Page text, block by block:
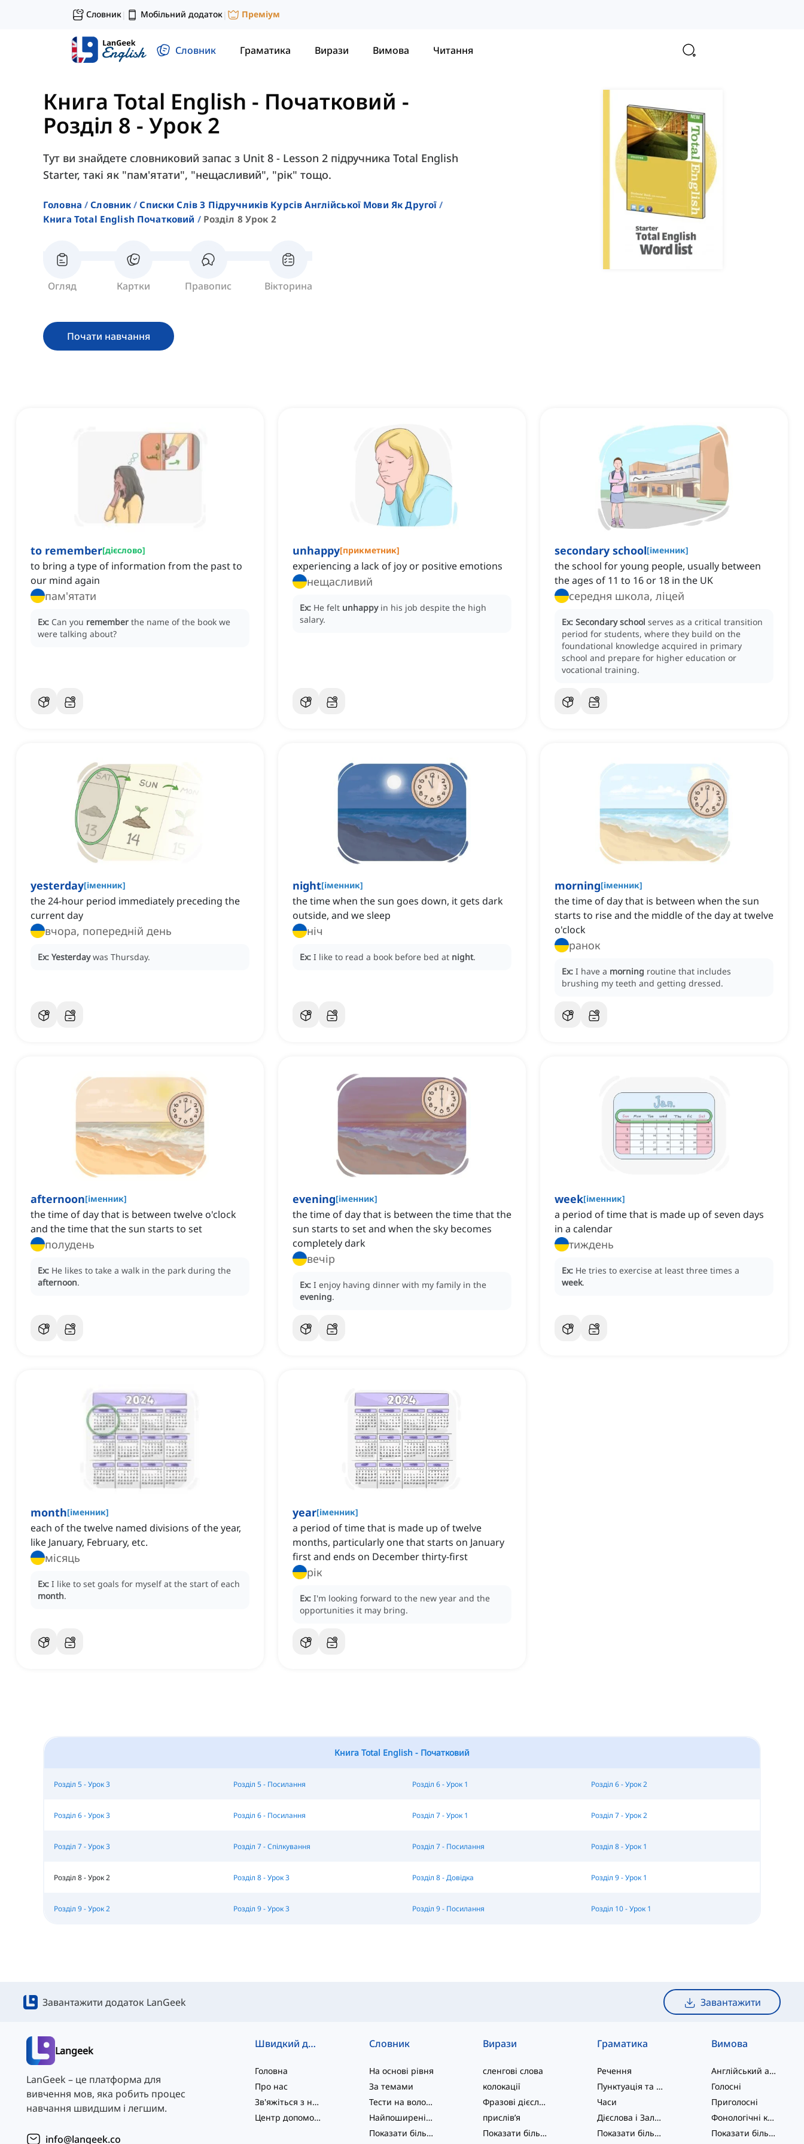
Словник| Мобільний додаток| Преміум
Словник Граматика Вирази Вимова Читання
Книга Total English - Початковий -
Розділ 8 - Урок 2
Тут ви знайдете словниковий запас з Unit 8 - Lesson 2 підручника Total English
Starter, такі як "пам'ятати", "нещасливий", "рік" тощо.
Головна Словник
Списки Слів З Підручників Курсів Англійської Мови Як Другої
Книга Total English Початковий
Розділ 8 Урок 2
Огляд Картки Правопис Вікторина
Почати навчання
to remember[дієслово]
to bring a type of information from the past to
our mind again
пам'ятати
Ex: Can you remember the name of the book we
were talking about?
unhappy[прикметник]
experiencing a lack of joy or positive emotions
нещасливий
Ex: He felt unhappy in his job despite the high
salary.
secondary school[іменник]
the school for young people, usually between
the ages of 11 to 16 or 18 in the UK
середня школа, ліцей
Ex: Secondary school serves as a critical transition
period for students, where they build on the
foundational knowledge acquired in primary
school and prepare for higher education or
vocational training.
yesterday[іменник]
the 24-hour period immediately preceding the
current day
вчора, попередній день
Ex: Yesterday was Thursday.
night[іменник]
the time when the sun goes down, it gets dark
outside, and we sleep
ніч
Ex: I like to read a book before bed at night.
morning[іменник]
the time of day that is between when the sun
starts to rise and the middle of the day at twelve
o'clock
ранок
Ex: I have a morning routine that includes
brushing my teeth and getting dressed.
afternoon[іменник]
the time of day that is between twelve o'clock
and the time that the sun starts to set
полудень
Ex: He likes to take a walk in the park during the
afternoon.
evening[іменник]
the time of day that is between the time that the
sun starts to set and when the sky becomes
completely dark
вечір
Ex: I enjoy having dinner with my family in the
evening.
week[іменник]
a period of time that is made up of seven days
in a calendar
тиждень
Ex: He tries to exercise at least three times a
week.
month[іменник]
each of the twelve named divisions of the year,
like January, February, etc.
місяць
Ex: I like to set goals for myself at the start of each
month.
year[іменник]
a period of time that is made up of twelve
months, particularly one that starts on January
first and ends on December thirty-first
рік
Ex: I'm looking forward to the new year and the
opportunities it may bring.
Книга Total English - Початковий
Розділ 5 - Урок 3 Розділ 5 - Посилання Розділ 6 - Урок 1 Розділ 6 - Урок 2
Розділ 6 - Урок 3 Розділ 6 - Посилання Розділ 7 - Урок 1 Розділ 7 - Урок 2
Розділ 7 - Урок 3 Розділ 7 - Спілкування Розділ 7 - Посилання Розділ 8 - Урок 1
Розділ 8 - Урок 2 Розділ 8 - Урок 3 Розділ 8 - Довідка Розділ 9 - Урок 1
Розділ 9 - Урок 2 Розділ 9 - Урок 3 Розділ 9 - Посилання Розділ 10 - Урок 1
Завантажити додаток LanGeek Завантажити
Langeek
LanGeek – це платформа для
вивчення мов, яка робить процес
навчання швидшим і легшим.
info@langeek.co
Швидкий доступ
Головна
Про нас
Зв'яжіться з нами
Центр допомоги
Словник
На основі рівня
За темами
Тести на володіння мовою
Найпоширеніші
Показати більше
Вирази
сленгові слова
колокації
Фразові дієслова
прислів’я
Показати більше
Граматика
Речення
Пунктуація та Орфографія
Часи
Дієслова і Залоги
Показати більше
Вимова
Англійський алфавіт
Голосні
Приголосні
Фонологічні концепції
Показати більше